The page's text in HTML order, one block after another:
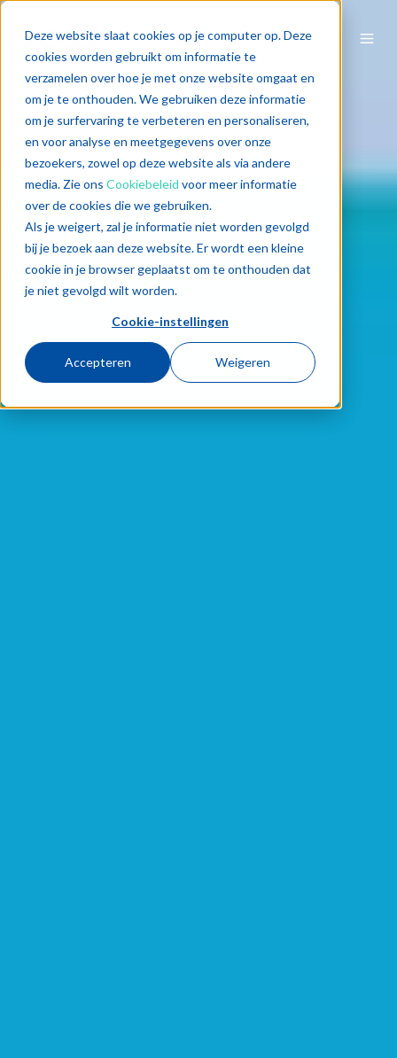
Deze website slaat cookies op je computer op. Deze
cookies worden gebruikt om informatie te
verzamelen over hoe je met onze website omgaat en
om je te onthouden. We gebruiken deze informatie
om je surfervaring te verbeteren en personaliseren,
en voor analyse en meetgegevens over onze
bezoekers, zowel op deze website als via andere
media. Zie ons Cookiebeleid voor meer informatie
over de cookies die we gebruiken.
Als je weigert, zal je informatie niet worden gevolgd
bij je bezoek aan deze website. Er wordt een kleine
cookie in je browser geplaatst om te onthouden dat
je niet gevolgd wilt worden.
Cookie-instellingen
Accepteren Weigeren